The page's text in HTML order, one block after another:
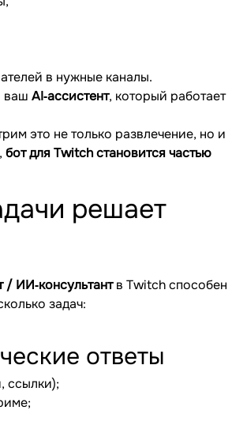
в нужные каналы.
ваш AI‐ассистент, который работает
это не только развлечение, но и
бот для Twitch становится частью
решает
/ ИИ‐консультантв Twitch способен
задач:
ответы
ссылки);